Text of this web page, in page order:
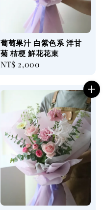
葡萄果汁 白紫色系 洋甘
菊 桔梗 鮮花花束
Regular
NT$ 2,000